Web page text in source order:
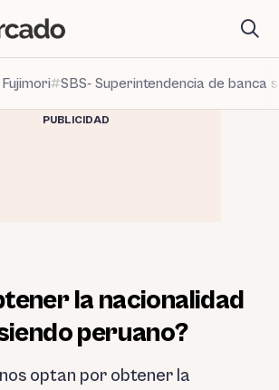
SBS- Superintendencia de banca
PUBLICIDAD
la nacionalidad
peruano?
optan por obtener la